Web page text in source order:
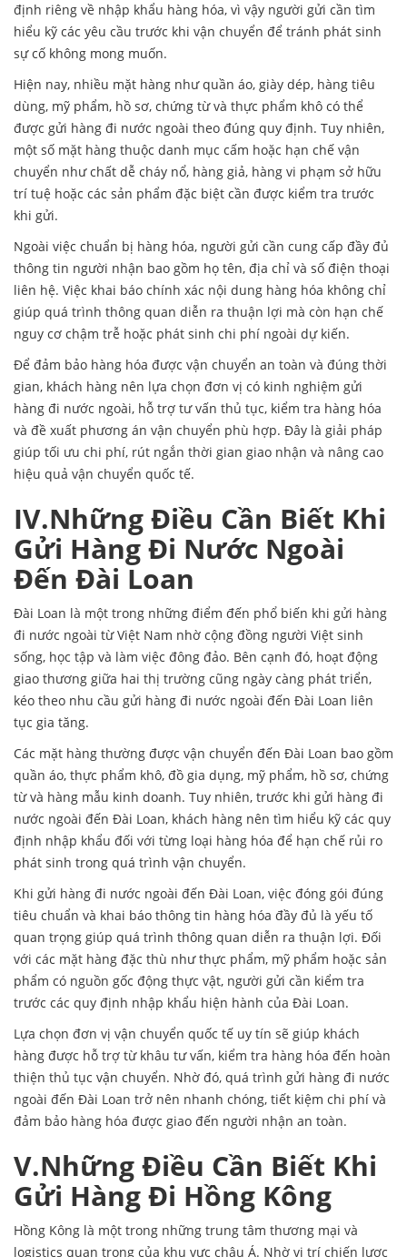
định riêng về nhập khẩu hàng hóa, vì vậy người gửi cần tìm
hiểu kỹ các yêu cầu trước khi vận chuyển để tránh phát sinh
sự cố không mong muốn.
Hiện nay, nhiều mặt hàng như quần áo, giày dép, hàng tiêu
dùng, mỹ phẩm, hồ sơ, chứng từ và thực phẩm khô có thể
được gửi hàng đi nước ngoài theo đúng quy định. Tuy nhiên,
một số mặt hàng thuộc danh mục cấm hoặc hạn chế vận
chuyển như chất dễ cháy nổ, hàng giả, hàng vi phạm sở hữu
trí tuệ hoặc các sản phẩm đặc biệt cần được kiểm tra trước
khi gửi.
Ngoài việc chuẩn bị hàng hóa, người gửi cần cung cấp đầy đủ
thông tin người nhận bao gồm họ tên, địa chỉ và số điện thoại
liên hệ. Việc khai báo chính xác nội dung hàng hóa không chỉ
giúp quá trình thông quan diễn ra thuận lợi mà còn hạn chế
nguy cơ chậm trễ hoặc phát sinh chi phí ngoài dự kiến.
Để đảm bảo hàng hóa được vận chuyển an toàn và đúng thời
gian, khách hàng nên lựa chọn đơn vị có kinh nghiệm gửi
hàng đi nước ngoài, hỗ trợ tư vấn thủ tục, kiểm tra hàng hóa
và đề xuất phương án vận chuyển phù hợp. Đây là giải pháp
giúp tối ưu chi phí, rút ngắn thời gian giao nhận và nâng cao
hiệu quả vận chuyển quốc tế.
IV.Những Điều Cần Biết Khi
Gửi Hàng Đi Nước Ngoài
Đến Đài Loan
Đài Loan là một trong những điểm đến phổ biến khi gửi hàng
đi nước ngoài từ Việt Nam nhờ cộng đồng người Việt sinh
sống, học tập và làm việc đông đảo. Bên cạnh đó, hoạt động
giao thương giữa hai thị trường cũng ngày càng phát triển,
kéo theo nhu cầu gửi hàng đi nước ngoài đến Đài Loan liên
tục gia tăng.
Các mặt hàng thường được vận chuyển đến Đài Loan bao gồm
quần áo, thực phẩm khô, đồ gia dụng, mỹ phẩm, hồ sơ, chứng
từ và hàng mẫu kinh doanh. Tuy nhiên, trước khi gửi hàng đi
nước ngoài đến Đài Loan, khách hàng nên tìm hiểu kỹ các quy
định nhập khẩu đối với từng loại hàng hóa để hạn chế rủi ro
phát sinh trong quá trình vận chuyển.
Khi gửi hàng đi nước ngoài đến Đài Loan, việc đóng gói đúng
tiêu chuẩn và khai báo thông tin hàng hóa đầy đủ là yếu tố
quan trọng giúp quá trình thông quan diễn ra thuận lợi. Đối
với các mặt hàng đặc thù như thực phẩm, mỹ phẩm hoặc sản
phẩm có nguồn gốc động thực vật, người gửi cần kiểm tra
trước các quy định nhập khẩu hiện hành của Đài Loan.
Lựa chọn đơn vị vận chuyển quốc tế uy tín sẽ giúp khách
hàng được hỗ trợ từ khâu tư vấn, kiểm tra hàng hóa đến hoàn
thiện thủ tục vận chuyển. Nhờ đó, quá trình gửi hàng đi nước
ngoài đến Đài Loan trở nên nhanh chóng, tiết kiệm chi phí và
đảm bảo hàng hóa được giao đến người nhận an toàn.
V.Những Điều Cần Biết Khi
Gửi Hàng Đi Hồng Kông
Hồng Kông là một trong những trung tâm thương mại và
logistics quan trọng của khu vực châu Á. Nhờ vị trí chiến lược